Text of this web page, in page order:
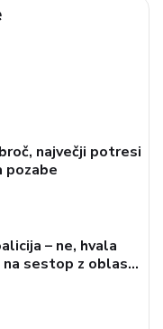
največji potresi
pozabe
– ne, hvala
na sestop z oblasti
Gramsci na delu: